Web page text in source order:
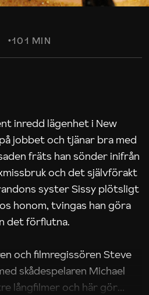
101 MIN
inredd lägenhet i New
jobbet och tjänar bra med
fräts han sönder inifrån
och det självförakt
syster Sissy plötsligt
honom, tvingas han göra
det förflutna.
och filmregissören Steve
skådespelaren Michael
långfilmer och här gör